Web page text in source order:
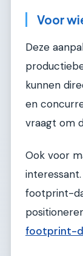
Voor
Deze
kunnen
en
vraagt om
Ook voor
footprint-
footprint-